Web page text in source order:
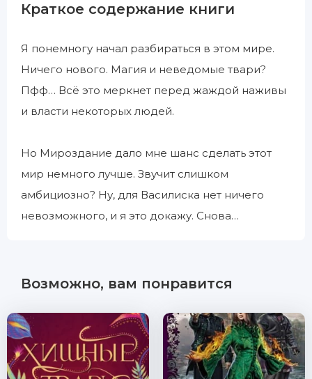
Краткое содержание книги
Я понемногу начал разбираться в этом мире.
Ничего нового. Магия и неведомые твари?
Пфф… Всё это меркнет перед жаждой наживы
и власти некоторых людей.
Но Мироздание дало мне шанс сделать этот
мир немного лучше. Звучит слишком
амбициозно? Ну, для Василиска нет ничего
невозможного, и я это докажу. Снова…
Возможно, вам понравится